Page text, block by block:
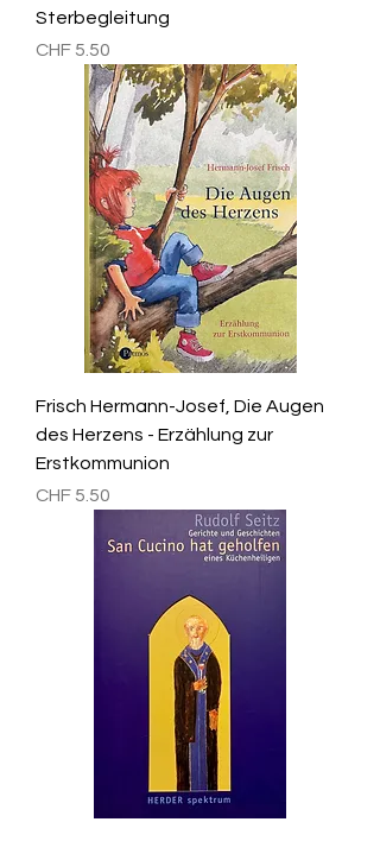
Sterbegleitung
Preis
CHF 5.50
Frisch Hermann-Josef, Die Augen
des Herzens - Erzählung zur
Erstkommunion
Preis
CHF 5.50